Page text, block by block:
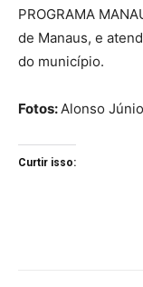
PROGRAMA
de Manaus, e
do município.
Fotos: Alonso
Curtir isso: